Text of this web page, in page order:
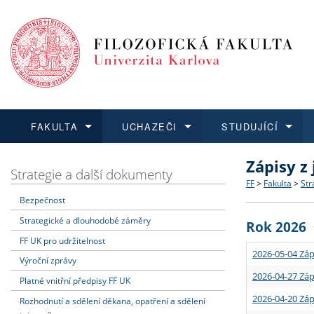
FAKULTA
Dozvědět se více
Struktura
Strategie
Podpora
UCHAZEČI
Podat přihlášku
Co
Učitelské
STUDUJÍCÍ
Dozvědět se více
Rigorózní
Dozvědět se více
O vědě a
Granty a
Dozvědět se více
Aktuální
Strategie a další dokumenty
Bezpečnost
Strategické a dlouhodobé záměry
FF UK pro udržitelnost
Výroční zprávy
Platné vnitřní předpisy FF UK
Rozhodnutí a sdělení děkana, opatření a sdělení
Zápisy
FF > Fakulta >
Rok 2026
2026-05-04
2026-04-27
2026-04-20